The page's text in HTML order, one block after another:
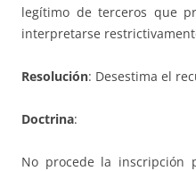
legítimo de terceros que
interpretarse
Resolución: Desestima el
Doctrina:
No procede la inscripción